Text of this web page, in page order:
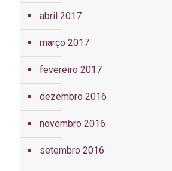
abril 2017
março 2017
fevereiro 2017
dezembro 2016
novembro 2016
setembro 2016